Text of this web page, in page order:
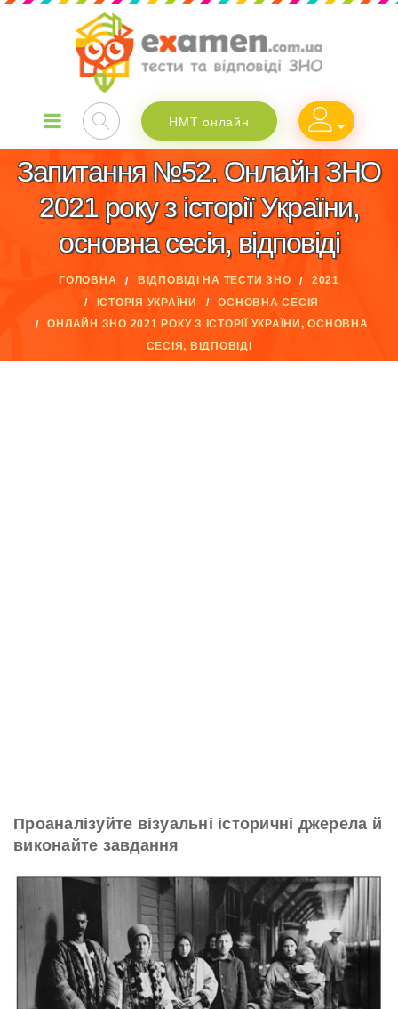
НМТ онлайн
Запитання №52. Онлайн ЗНО
2021 року з історії України,
основна сесія, відповіді
ГОЛОВНА ВІДПОВІДІ НА ТЕСТИ ЗНО
2021
ІСТОРІЯ УКРАЇНИ
ОСНОВНА СЕСІЯ
ОНЛАЙН ЗНО 2021 РОКУ З ІСТОРІЇ УКРАЇНИ, ОСНОВНА
СЕСІЯ, ВІДПОВІДІ
Проаналізуйте візуальні історичні джерела й
виконайте завдання